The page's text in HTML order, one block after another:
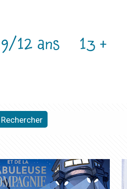
9/12 ans 13 +
Rechercher